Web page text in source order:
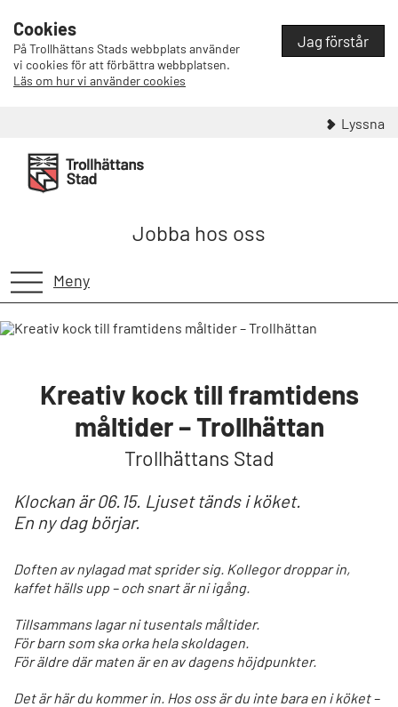
Cookies
På Trollhättans Stads webbplats använder
vi cookies för att förbättra webbplatsen.
Läs om hur vi använder cookies
Jag förstår
Lyssna
Jobba hos oss
Meny
Kreativ kock till framtidens
måltider – Trollhättan
Trollhättans Stad
Klockan är 06.15. Ljuset tänds i köket.
En ny dag börjar.
Doften av nylagad mat sprider sig. Kollegor droppar in,
kaffet hälls upp – och snart är ni igång.
Tillsammans lagar ni tusentals måltider.
För barn som ska orka hela skoldagen.
För äldre där maten är en av dagens höjdpunkter.
Det är här du kommer in. Hos oss är du inte bara en i köket –